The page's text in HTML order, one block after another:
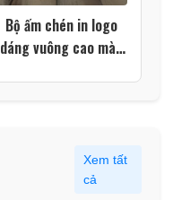
Bộ ấm chén in logo
dáng vuông cao màu
Xem tất
cả